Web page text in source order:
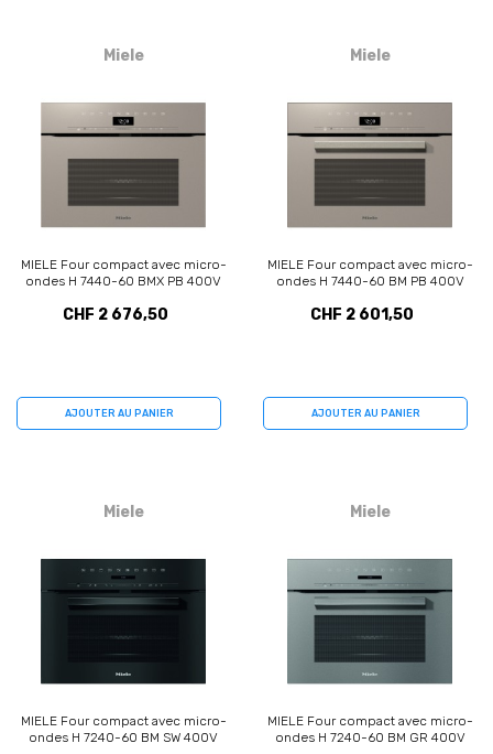
Miele
MIELE Four compact avec micro-
ondes H 7440-60 BMX PB 400V
CHF 2 676,50
AJOUTER AU PANIER
Miele
MIELE Four compact avec micro-
ondes H 7440-60 BM PB 400V
CHF 2 601,50
AJOUTER AU PANIER
Miele
MIELE Four compact avec micro-
ondes H 7240-60 BM SW 400V
Miele
MIELE Four compact avec micro-
ondes H 7240-60 BM GR 400V